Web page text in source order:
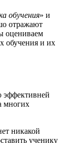
обучения» и
отражают
оцениваем
обучения и их
эффективней
многих
никакой
ученику